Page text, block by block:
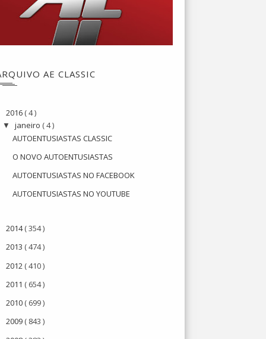
AE CLASSIC
2016 ( 4 )
▼janeiro ( 4 )
AUTOENTUSIASTAS CLASSIC
O NOVO AUTOENTUSIASTAS
AUTOENTUSIASTAS NO FACEBOOK
AUTOENTUSIASTAS NO YOUTUBE
2014( 354 )
2013 ( 474 )
2012 ( 410 )
2011 ( 654 )
2010 ( 699 )
2009 ( 843 )